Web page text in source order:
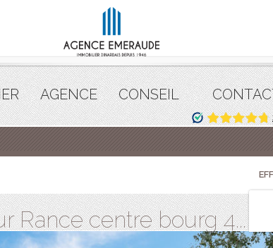
AGENCE CONSEIL
Rance centre bourg 4...